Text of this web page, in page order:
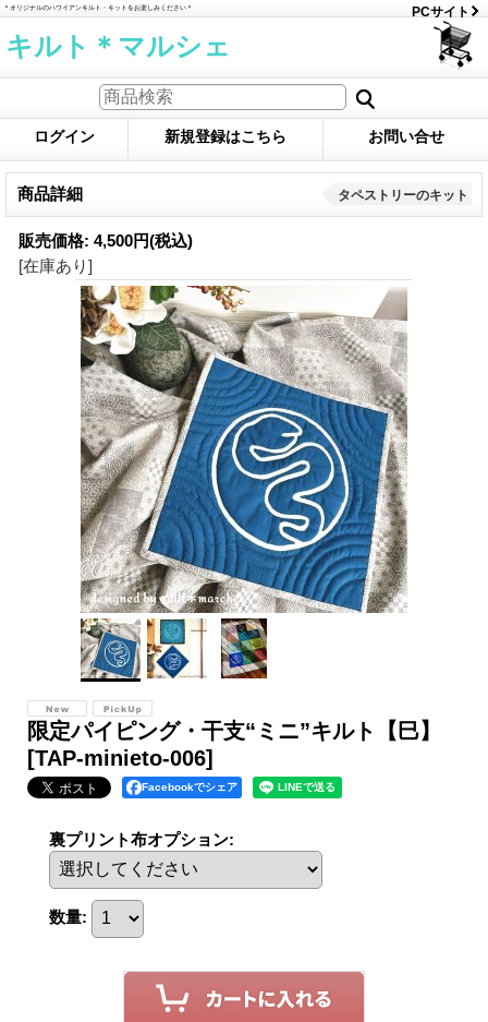
＊オリジナルのハワイアンキルト・キットをお楽しみください＊ PCサイト
キルト＊マルシェ
ログイン 新規登録はこちら お問い合せ
商品詳細 タペストリーのキット
販売価格: 4,500円(税込)
[在庫あり]
限定パイピング・干支“ミニ”キルト【巳】
[TAP-minieto-006]
Facebookでシェア
裏プリント布オプション:
数量: